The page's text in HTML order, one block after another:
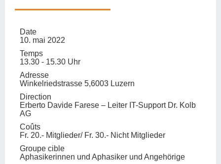
Date
10. mai 2022
Temps
13.30 - 15.30 Uhr
Adresse
Winkelriedstrasse 5,6003 Luzern
Direction
Erberto Davide Farese – Leiter IT-Support Dr. Kolb
AG
Coûts
Fr. 20.- Mitglieder/ Fr. 30.- Nicht Mitglieder
Groupe cible
Aphasikerinnen und Aphasiker und Angehörige